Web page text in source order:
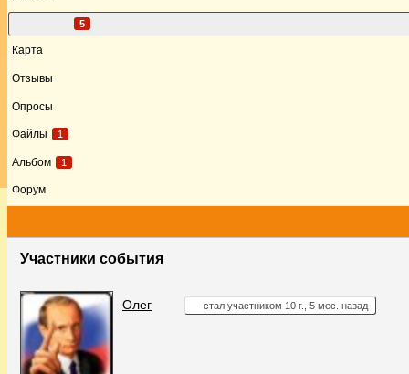
5
Карта
Отзывы
Опросы
Файлы 1
Альбом 1
Форум
Участники события
Олег стал участником 10 г., 5 мес. назад